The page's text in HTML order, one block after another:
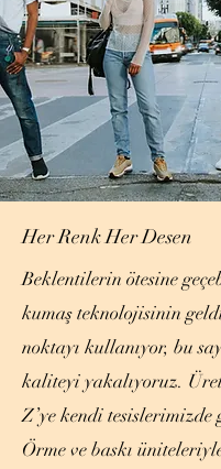
Her Renk Her Desen
Beklentilerin ötesine
kumaş teknolojisinin
noktayı kullanıyor, bu
kaliteyi yakalıyoruz.
Z’ye kendi tesislerimizde
Örme ve baskı